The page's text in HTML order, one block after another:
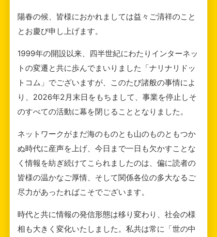
陽春の候、皆様におかれましては益々ご清祥のこと
とお慶び申し上げます。
1999年の開設以来、四半世紀にわたりインターネッ
トの変遷と共に歩んでまいりました「ナリナリドッ
トコム」でございますが、このたび諸般の事情によ
り、2026年2月末日をもちまして、事業を停止しそ
のすべての活動に幕を閉じることとなりました。
ネットワークがまだ海のものとも山のものともつか
ぬ時代に産声を上げ、今日まで一日も欠かすことな
く情報を紡ぎ続けてこられましたのは、偏に読者の
皆様の温かなご厚情、そして関係各位の多大なるご
尽力があったればこそでございます。
時代と共に情報の発信形態は移り変わり、社会の様
相も大きく変化いたしました。私共は常に「世の中